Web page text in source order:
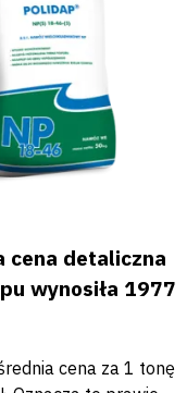
cena detaliczna
wynosiła 1977
cena za 1 tonę